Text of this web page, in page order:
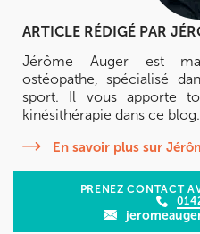
ARTICLE RÉDIGÉ PAR
Jérôme Auger est
ostéopathe, spécialisé
sport. Il vous apporte
kinésithérapie dans ce blog.
En savoir plus sur
PRENEZ CONTACT